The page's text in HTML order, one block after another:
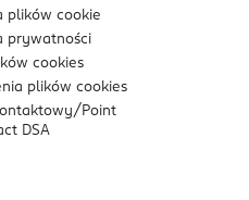
plikówcookie
prywatności
cookies
plikówcookies
Point
DSA